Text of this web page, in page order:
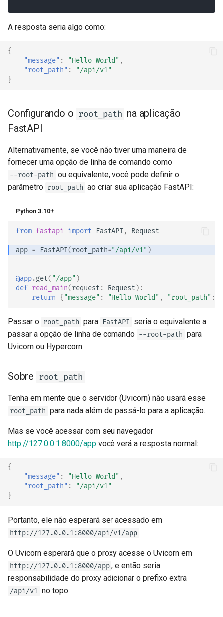
A resposta seria algo como:
{
"message" : "Hello World" ,
"root_path" :
"/api/v1"
}
Configurando o root_path na aplicação
FastAPI
Alternativamente, se você não tiver uma maneira de
fornecer uma opção de linha de comando como
--root-path ou equivalente, você pode definir o
parâmetro root_path ao criar sua aplicação FastAPI:
Python 3.10+
from fastapi import FastAPI , Request
app = FastAPI(root_path="/api/v1" )
@app.get( "/app" )
def read_main(request : Request ):
return { "message" : "Hello World" , "root_path" :
Passar o root_path para FastAPI seria o equivalente a
passar a opção de linha de comando --root-path para
Uvicorn ou Hypercorn.
Sobre root_path
Tenha em mente que o servidor (Uvicorn) não usará esse
root_path para nada além de passá-lo para a aplicação.
Mas se você acessar com seu navegador
http://127.0.0.1:8000/app você verá a resposta normal:
{
"message" : "Hello World" ,
"root_path" :
"/api/v1"
}
Portanto, ele não esperará ser acessado em
http://127.0.0.1:8000/api/v1/app .
O Uvicorn esperará que o proxy acesse o Uvicorn em
http://127.0.0.1:8000/app , e então seria
responsabilidade do proxy adicionar o prefixo extra
/api/v1 no topo.